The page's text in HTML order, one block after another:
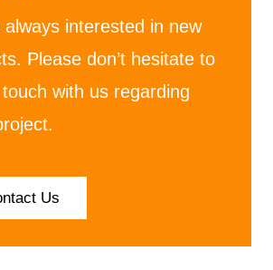
always interested in new
Please don’t hesitate to
with us regarding
Us